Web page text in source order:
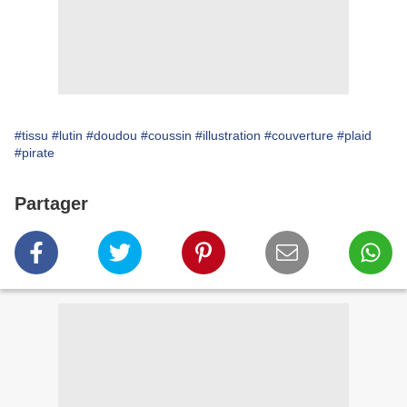
#tissu #lutin #doudou #coussin #illustration #couverture #plaid
#pirate
Partager